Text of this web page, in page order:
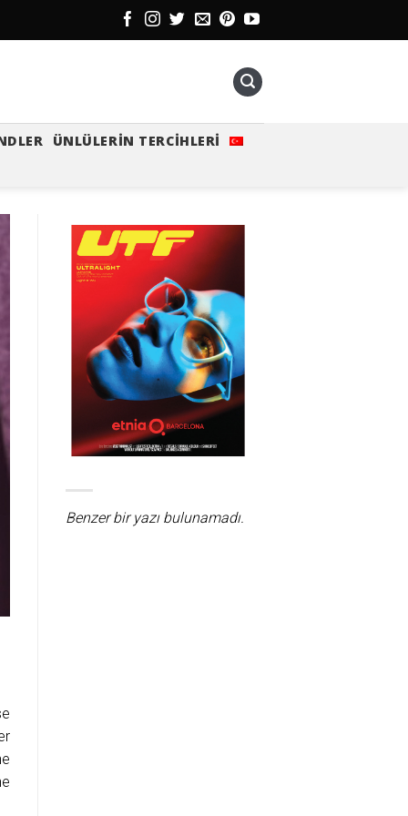
ÜNLÜLERIN TERCIHLERI
Benzer bir yazı bulunamadı.